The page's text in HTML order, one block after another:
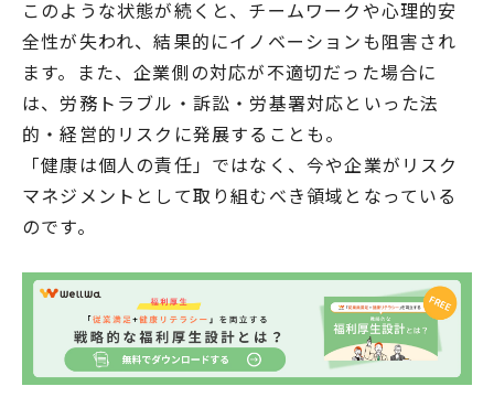
このような状態が続くと、チームワークや心理的安
全性が失われ、結果的にイノベーションも阻害され
ます。また、企業側の対応が不適切だった場合に
は、労務トラブル・訴訟・労基署対応といった法
的・経営的リスクに発展することも。
「健康は個人の責任」ではなく、今や企業がリスク
マネジメントとして取り組むべき領域となっている
のです。